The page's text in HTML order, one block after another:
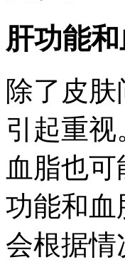
肝功能
除了皮
引起重
血脂也
功能和血
会根据